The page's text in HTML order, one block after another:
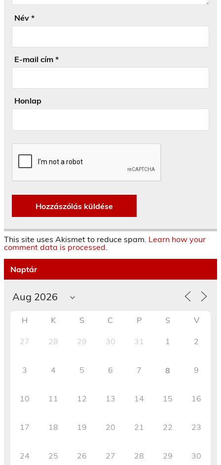
Név *
E-mail cím *
Honlap
This site uses Akismet to reduce spam. Learn how your
comment data is processed.
Naptár
H K S C P S V
27 28 29 30 31 1 2
3 4 5 6 7 8 9
10 11 12 13 14 15 16
17 18 19 20 21 22 23
24 25 26 27 28 29 30